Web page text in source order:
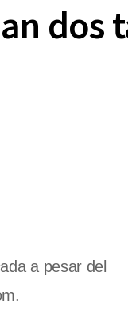
dos
a pesar del